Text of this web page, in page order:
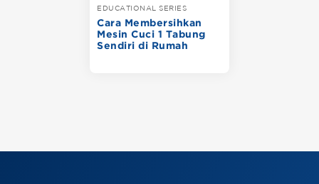
EDUCATIONAL SERIES
Cara Membersihkan
Mesin Cuci 1 Tabung
Sendiri di Rumah